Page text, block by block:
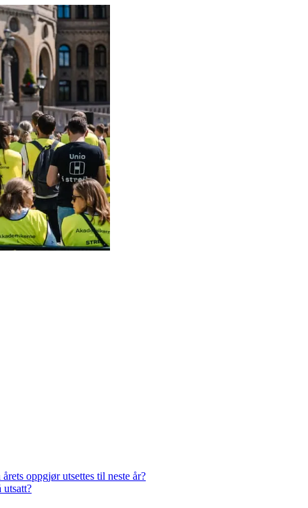
oppgjør utsettes til neste år?